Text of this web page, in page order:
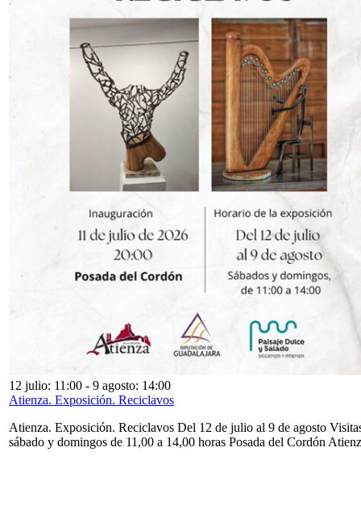
12 julio: 11:00 - 9 agosto: 14:00
Atienza. Exposición. Reciclavos
Atienza. Exposición. Reciclavos Del 12 de julio al 9 de agosto
sábado y domingos de 11,00 a 14,00 horas Posada del Cordón